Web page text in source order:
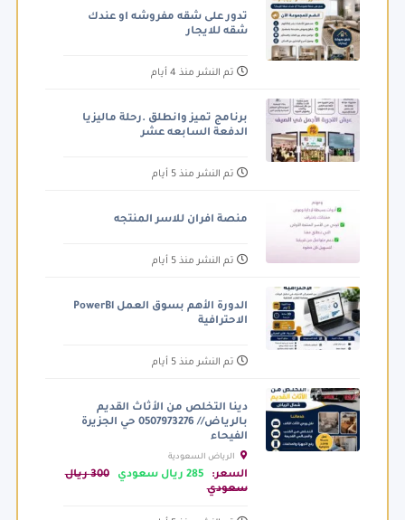
تدور على شقه مفروشه او عندك
شقه للايجار
تم النشر منذ 4 أيام
برنامج تميز وانطلق .رحلة ماليزيا
الدفعة السابعه عشر
تم النشر منذ 5 أيام
منصة افران للاسر المنتجه
تم النشر منذ 5 أيام
الدورة الأهم بسوق العمل PowerBl
الاحترافية
تم النشر منذ 5 أيام
دينا التخلص من الأثاث القديم
بالرياض// 0507973276 حي الجزيرة
الفيحاء
السعر: 285 ريال سعودي
300 ريال
سعودي